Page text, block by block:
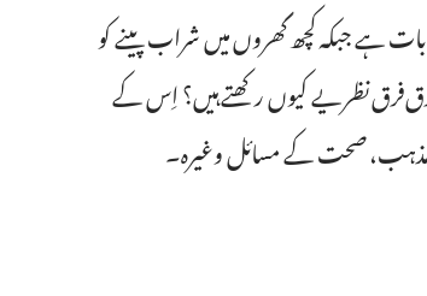
ہے جبکہ کچھ گھروں میں شراب پینے کو
نظریے کیوں رکھتے ہیں؟‏ اِس کے
مذہب،‏ صحت کے مسائل وغیرہ۔‏